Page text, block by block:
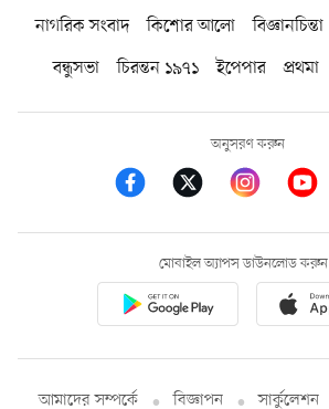
নাগরিক সংবাদ কিশোর আলো বিজ্ঞানচিন্তা
বন্ধুসভা
চিরন্তন ১৯৭১ ইপেপার প্রথমা
অনুসরণ করুন
মোবাইল অ্যাপস ডাউনলোড করুন
আমাদের সম্পর্কে বিজ্ঞাপন সার্কুলেশন